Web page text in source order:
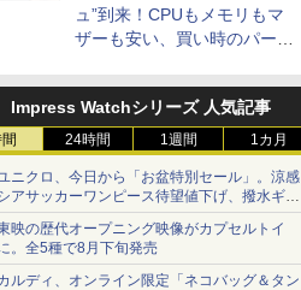
ュ”到来！CPUもメモリもマ
ザーも安い、買い時のパーツ
Impress Watchシリーズ 人気記事
24時間 1週間 1カ月
ニクロ、今日から「お盆特別セール」。涼感
アサッカーワンピース待望値下げ、撥水ギア
ョーツは1990円に
映の歴代オープニング映像がカプセルトイ
。全5種で8月下旬発売
ルディ、オンライン限定「ネコバッグ＆タン